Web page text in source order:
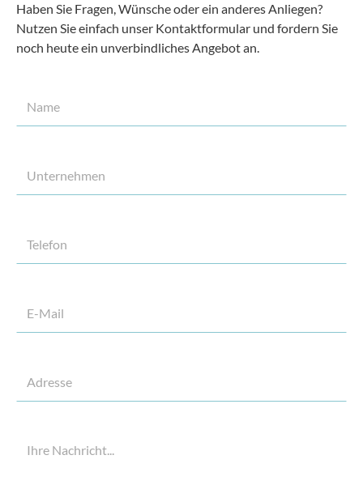
Haben Sie Fragen, Wünsche oder ein anderes Anliegen?
Nutzen Sie einfach unser Kontaktformular und fordern Sie
noch heute ein unverbindliches Angebot an.